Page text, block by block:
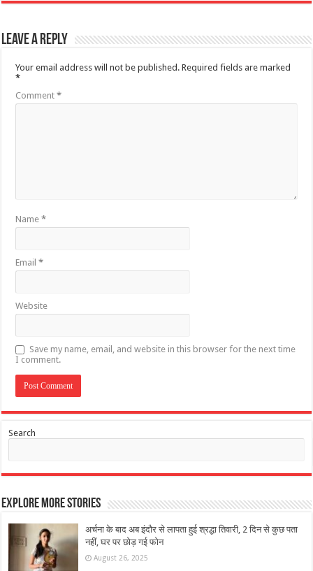
Leave a Reply
Your email address will not be published. Required fields are marked
*
Comment*
Name*
Email*
Website
Save my name, email, and website in this browser for the next time
I comment.
Search
Explore More Stories
अर्चना के बाद अब इंदौर से लापता हुई श्रद्धा तिवारी, 2 दिन से कुछ पता
नहीं, घर पर छोड़ गई फोन
August 26, 2025